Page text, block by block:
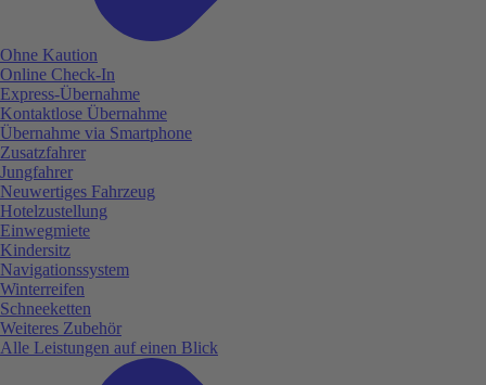
Ohne Kaution
Online Check-In
Express-Übernahme
Kontaktlose Übernahme
Übernahme via Smartphone
Zusatzfahrer
Jungfahrer
Neuwertiges Fahrzeug
Hotelzustellung
Einwegmiete
Kindersitz
Navigationssystem
Winterreifen
Schneeketten
Weiteres Zubehör
Alle Leistungen auf einen Blick